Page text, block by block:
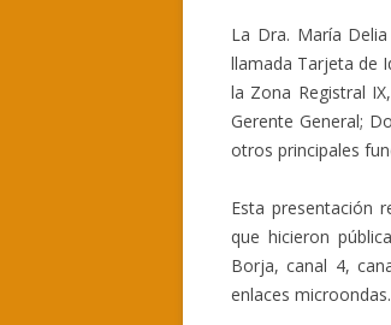
La Dra. María
llamada Tarjeta de
la Zona Registral
Gerente General;
otros principales
Esta presentación
que hicieron
Borja, canal 4,
enlaces microondas.